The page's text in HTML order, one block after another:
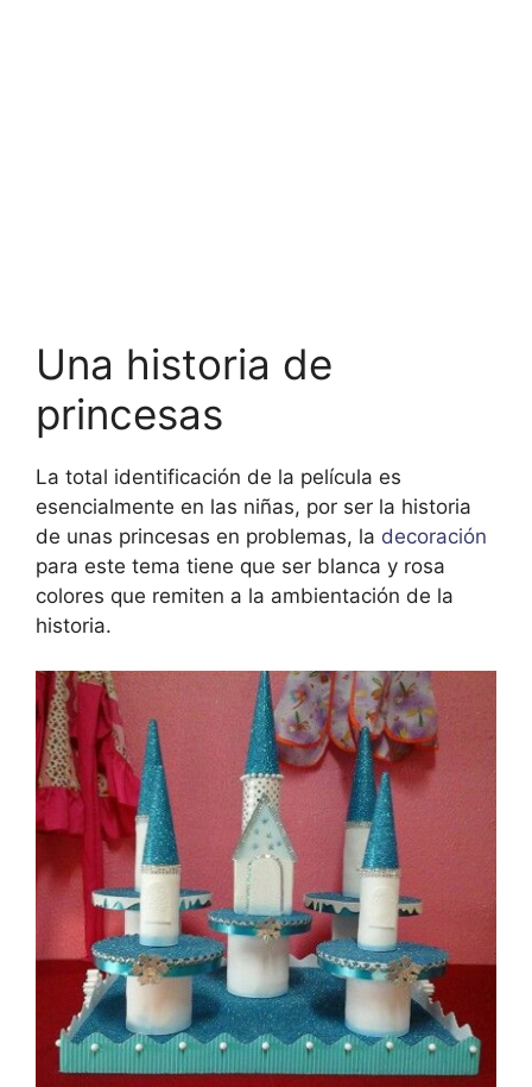
Una historia de
princesas
La total identificación de la película es
esencialmente en las niñas, por ser la historia
de unas princesas en problemas, la decoración
para este tema tiene que ser blanca y rosa
colores que remiten a la ambientación de la
historia.